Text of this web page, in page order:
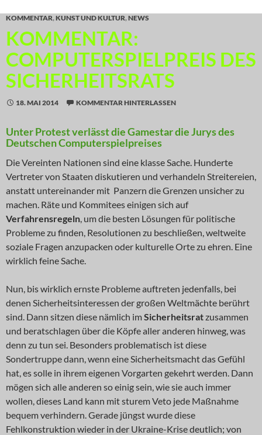
KOMMENTAR, KUNST UND KULTUR, NEWS
KOMMENTAR:
COMPUTERSPIELPREIS DES
SICHERHEITSRATS
18. MAI 2014 KOMMENTAR HINTERLASSEN
Unter Protest verlässt die Gamestar die Jurys des
Deutschen Computerspielpreises
Die Vereinten Nationen sind eine klasse Sache. Hunderte
Vertreter von Staaten diskutieren und verhandeln Streitereien,
anstatt untereinander mit Panzern die Grenzen unsicher zu
machen. Räte und Kommitees einigen sich auf
Verfahrensregeln, um die besten Lösungen für politische
Probleme zu finden, Resolutionen zu beschließen, weltweite
soziale Fragen anzupacken oder kulturelle Orte zu ehren. Eine
wirklich feine Sache.
Nun, bis wirklich ernste Probleme auftreten jedenfalls, bei
denen Sicherheitsinteressen der großen Weltmächte berührt
sind. Dann sitzen diese nämlich imSicherheitsratzusammen
und beratschlagen über die Köpfe aller anderen hinweg, was
denn zu tun sei. Besonders problematisch ist diese
Sondertruppe dann, wenn eine Sicherheitsmacht das Gefühl
hat, es solle in ihrem eigenen Vorgarten gekehrt werden. Dann
mögen sich alle anderen so einig sein, wie sie auch immer
wollen, dieses Land kann mit sturem Veto jede Maßnahme
bequem verhindern. Gerade jüngst wurde diese
Fehlkonstruktion wieder in der Ukraine-Krise deutlich; von